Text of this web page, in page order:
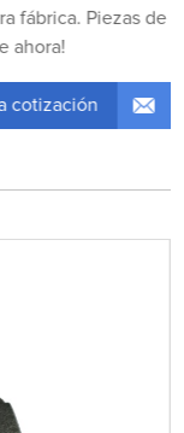
fábrica. Piezas de
ahora!
cotización